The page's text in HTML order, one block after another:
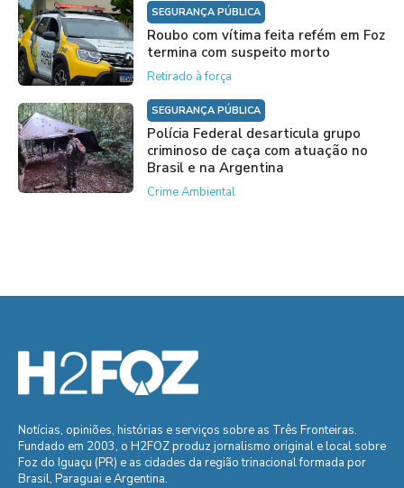
SEGURANÇA PÚBLICA
Roubo com vítima feita refém em Foz
termina com suspeito morto
Retirado à força
SEGURANÇA PÚBLICA
Polícia Federal desarticula grupo
criminoso de caça com atuação no
Brasil e na Argentina
Crime Ambiental
Notícias, opiniões, histórias e serviços sobre as Três Fronteiras.
Fundado em 2003, o H2FOZ produz jornalismo original e local sobre
Foz do Iguaçu (PR) e as cidades da região trinacional formada por
Brasil, Paraguai e Argentina.